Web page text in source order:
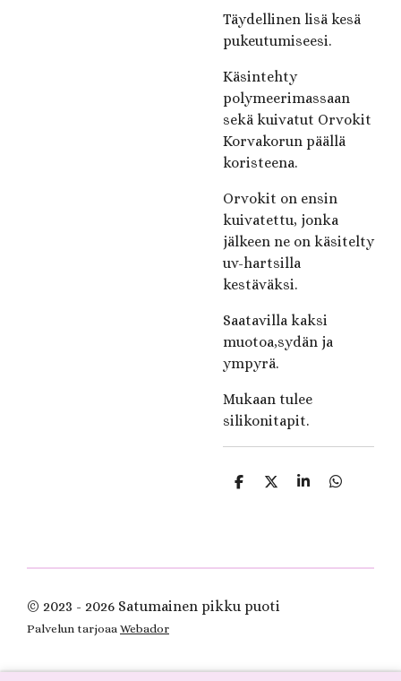
Täydellinen lisä kesä
pukeutumiseesi.
Käsintehty
polymeerimassaan
sekä kuivatut Orvokit
Korvakorun päällä
koristeena.
Orvokit on ensin
kuivatettu, jonka
jälkeen ne on käsitelty
uv-hartsilla
kestäväksi.
Saatavilla kaksi
muotoa,sydän ja
ympyrä.
Mukaan tulee
silikonitapit.
J
J
J
J
© 2023 - 2026 Satumainen pikku puoti
Palvelun tarjoaa Webador